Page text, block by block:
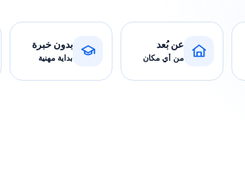
عن بُعد
من أي مكان
بدون خبرة
بداية مهنية